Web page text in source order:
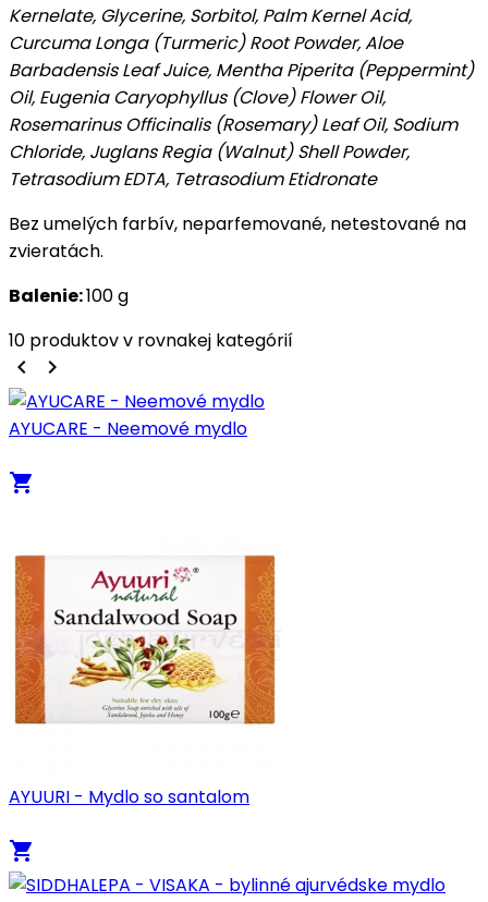
Kernelate, Glycerine, Sorbitol, Palm Kernel Acid,
Curcuma Longa (Turmeric) Root Powder, Aloe
Barbadensis Leaf Juice, Mentha Piperita (Peppermint)
Oil, Eugenia Caryophyllus (Clove) Flower Oil,
Rosemarinus Officinalis (Rosemary) Leaf Oil, Sodium
Chloride, Juglans Regia (Walnut) Shell Powder,
Tetrasodium EDTA, Tetrasodium Etidronate
Bez umelých farbív, neparfemované, netestované na
zvieratách.
Balenie:100 g
10 produktov v rovnakej kategórií
keyboard_arrow_left keyboard_arrow_right
AYUCARE - Neemové mydlo
local_grocery_store
AYUURI - Mydlo so santalom
local_grocery_store